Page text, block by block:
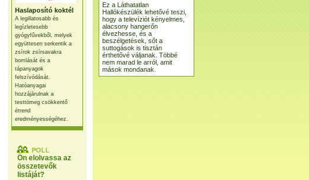
Haslaposító koktél
A legillatosabb és
legízletesebb
gyógyfűvekből, melyek
együttesen serkentik a
zsírok zsírsavakra
bomlását és a
tápanyagok
felszívódását.
Hatóanyagai
hozzájárulnak a
testtömeg csökkentő
étrend
eredményességéhez.
POLL
Ön elolvassa az
összetevők
listáját?
Ez a Láthatatlan
Hallókészülék lehetővé teszi,
hogy a televíziót kényelmes,
alacsony hangerőn
élvezhesse, és a
beszélgetések, sőt a
suttogások is tisztán
érthetővé váljanak. Többé
nem marad le arról, amit
mások mondanak.